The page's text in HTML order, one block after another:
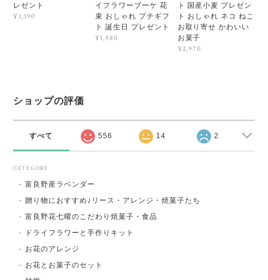
レゼント
¥3,190
イフラワーブーケ 花
束 おしゃれ プチギフ
ト 誕生日 プレゼント
¥1,980
ト 国産小麦 プレゼン
ト おしゃれ ネコ ねこ
お取り寄せ かわいい
お菓子
¥2,970
ショップの評価
すべて 556 14 2
CATEGORY
富良野産ラベンダー
贈り物におすすめ♪リース・アレンジ・焼菓子たち
富良野花七曜のこだわり焼菓子・食品
ドライフラワーと手作りキット
お花のアレンジ
お花とお菓子のセット